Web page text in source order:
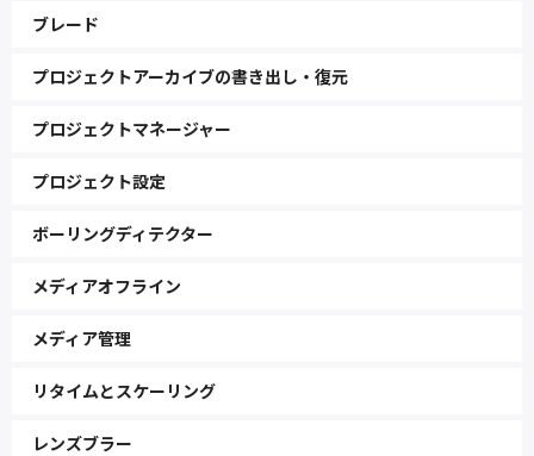
ブレード
プロジェクトアーカイブの書き出し・復元
プロジェクトマネージャー
プロジェクト設定
ボーリングディテクター
メディアオフライン
メディア管理
リタイムとスケーリング
レンズブラー